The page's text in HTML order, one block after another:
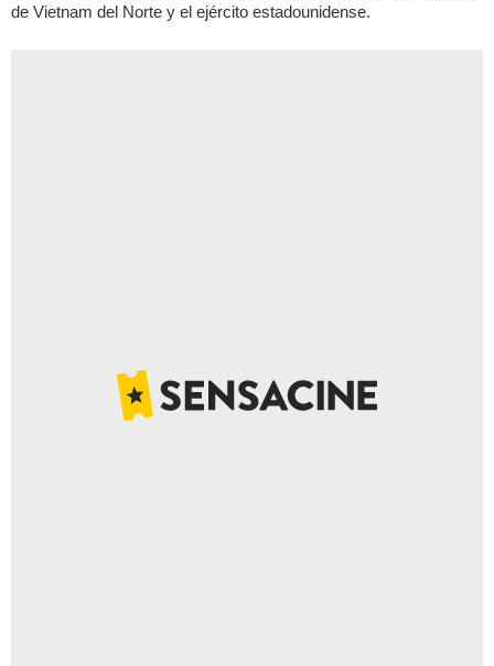
de Vietnam del Norte y el ejército estadounidense.